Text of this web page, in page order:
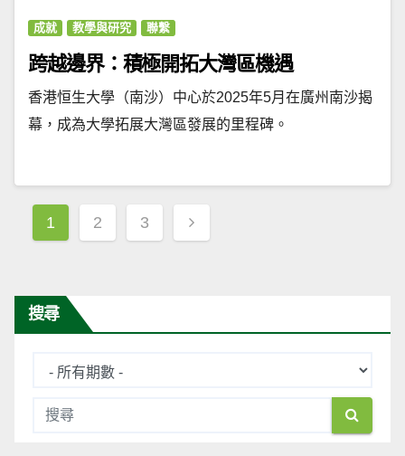
成就 教學與研究 聯繫
跨越邊界：積極開拓大灣區機遇
香港恒生大學（南沙）中心於2025年5月在廣州南沙揭
幕，成為大學拓展大灣區發展的里程碑。
文
章
覽
1 2 3
搜尋